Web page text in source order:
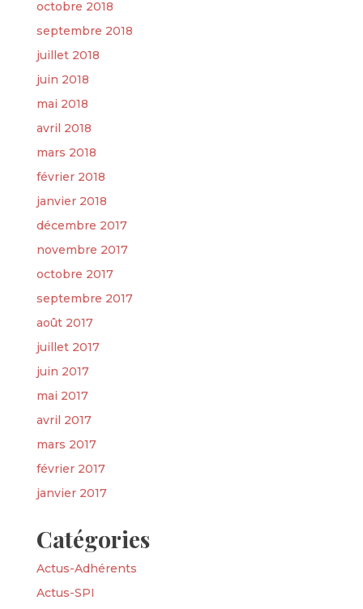
octobre 2018
septembre 2018
juillet 2018
juin 2018
mai 2018
avril 2018
mars 2018
février 2018
janvier 2018
décembre 2017
novembre 2017
octobre 2017
septembre 2017
août 2017
juillet 2017
juin 2017
mai 2017
avril 2017
mars 2017
février 2017
janvier 2017
Catégories
Actus-Adhérents
Actus-SPI